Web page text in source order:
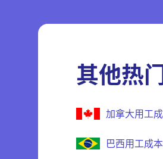
其他热
加拿大用工
巴西用工成本